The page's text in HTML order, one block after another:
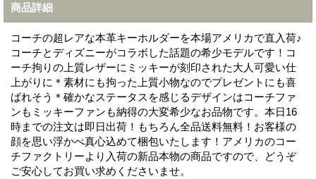
商品詳細
コーチの超レアな本革キーホルダーを本場アメリカで直入荷♪
コーチとディズニーがコラボした話題の希少モデルです！コ
ーチ拘りの上質レザーにミッキーが刻印された大人可愛い仕
上がりに＊素材にも拘った上質小物なのでプレゼントにも喜
ばれそう＊確かなステータスを感じるデザインはコーチファ
ンもミッキーファンも納得の大変希少なお品物です。本日16
時までの注文は即日出荷！もちろん全品送料無料！お客様の
顔を思い浮かべ真心込めて梱包いたします！アメリカのコー
チファクトリーより入荷の新品本物の商品ですので、どうぞ
ご安心してお買い求めくださいませ。